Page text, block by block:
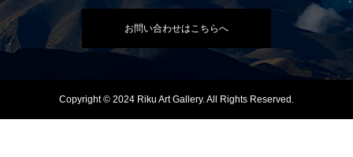
お問い合わせはこちらへ
Copyright © 2024 Riku Art Gallery. All Rights Reserved.